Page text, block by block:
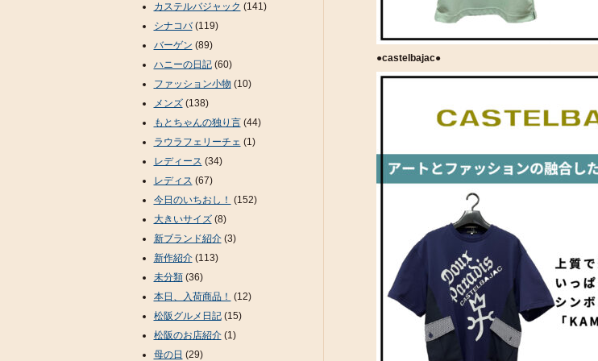
●castelbajac●
カステルバジャック (141)
シナコバ(119)
バーゲン (89)
ハニーの日記(60)
ファッション小物 (10)
メンズ(138)
もとちゃんの独り言(44)
ラウラフェリーチェ (1)
レディース (34)
レディス (67)
今日のいちおし！ (152)
大きいサイズ(8)
新ブランド紹介(3)
新作紹介(113)
未分類(36)
本日、入荷商品！ (12)
松阪グルメ日記(15)
松阪のお店紹介(1)
母の日 (29)